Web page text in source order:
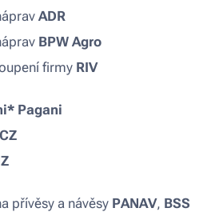
ADR
BPW Agro
firmy RIV
Pagani
CZ
přívěsy a návěsy PANAV, BSS